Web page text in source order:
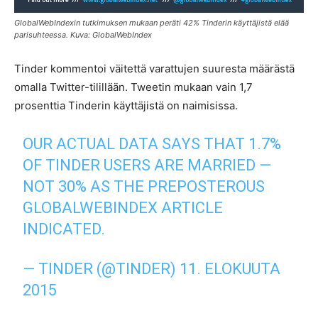
GlobalWebIndexin tutkimuksen mukaan peräti 42% Tinderin käyttäjistä elää
parisuhteessa. Kuva: GlobalWebIndex
Tinder kommentoi väitettä varattujen suuresta määrästä
omalla Twitter-tilillään. Tweetin mukaan vain 1,7
prosenttia Tinderin käyttäjistä on naimisissa.
OUR ACTUAL DATA SAYS THAT 1.7%
OF TINDER USERS ARE MARRIED —
NOT 30% AS THE PREPOSTEROUS
GLOBALWEBINDEX ARTICLE
INDICATED.
— TINDER (@TINDER) 11. ELOKUUTA
2015